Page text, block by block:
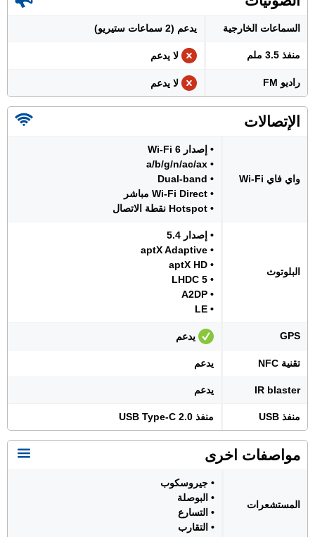
السماعات الخارجية يدعم (2 سماعات ستيريو)
منفذ 3.5 ملم لا يدعم
راديو FM لا يدعم
الإتصالات
واي فاي Wi-Fi
• إصدار Wi-Fi 6
• a/b/g/n/ac/ax
• Dual-band
• Wi-Fi Direct مباشر
• Hotspot نقطة الاتصال
البلوتوث
• إصدار 5.4
• aptX Adaptive
• aptX HD
• LHDC 5
• A2DP
• LE
GPS يدعم
تقنية NFC يدعم
IR blaster يدعم
منفذ USB منفذ USB Type-C 2.0
مواصفات اخرى
المستشعرات
• جيروسكوب
• البوصلة
• التسارع
• التقارب